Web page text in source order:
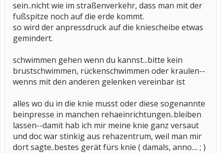
sein..nicht wie im straßenverkehr, dass man mit der
fußspitze noch auf die erde kommt.
so wird der anpressdruck auf die kniescheibe etwas
gemindert.
schwimmen gehen wenn du kannst...bitte kein
brustschwimmen, rückenschwimmen oder kraulen--
wenns mit den anderen gelenken vereinbar ist
alles wo du in die knie musst oder diese sogenannte
beinpresse in manchen rehaeinrichtungen..bleiben
lassen--damit hab ich mir meine knie ganz versaut
und doc war stinkig aus rehazentrum, weil man mir
dort sagte..bestes gerät fürs knie ( damals, anno.... ; )